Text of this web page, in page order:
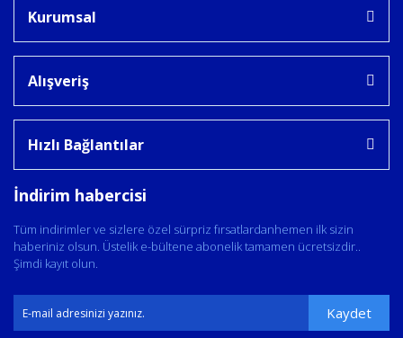
Kurumsal
Alışveriş
Hızlı Bağlantılar
İndirim habercisi
Tüm indirimler ve sizlere özel sürpriz fırsatlardanhemen ilk sizin
haberiniz olsun. Üstelik e-bültene abonelik tamamen ücretsizdir..
Şimdi kayıt olun.
Kaydet